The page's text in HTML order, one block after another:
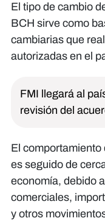
El tipo de cambio
BCH sirve como
cambiarias que
autorizadas en el
FMI llegará al
revisión del
El
es seguido de
economía, debido
comerciales,
y otros